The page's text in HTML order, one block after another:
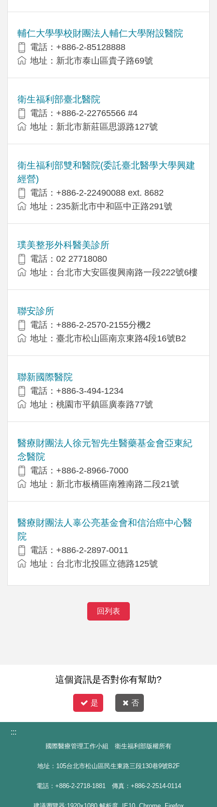
輔仁大學學校財團法人輔仁大學附設醫院
電話：+886-2-85128888
地址：新北市泰山區貴子路69號
衛生福利部臺北醫院
電話：+886-2-22765566 #4
地址：新北市新莊區思源路127號
衛生福利部雙和醫院(委託臺北醫學大學興建
經營)
電話：+​886-2-22490088 ext. 8682
地址：​235新北市中和區中正路291號
璞美整形外科醫美診所
電話：02 27718080
地址：台北市大安區復興南路一段222號6樓
聯安診所
電話：+886-2-2570-2155分機2
地址：臺北市松山區南京東路4段16號B2
聯新國際醫院
電話：+886-3-494-1234
地址：桃園市平鎮區廣泰路77號
醫療財團法人徐元智先生醫藥基金會亞東紀
念醫院
電話：+886-2-8966-7000
地址：新北市板橋區南雅南路二段21號
醫療財團法人辜公亮基金會和信治癌中心醫
院
電話：+886-2-2897-0011
地址：台北市北投區立德路125號
回列表
這個資訊是否對你有幫助?
是 否
:::
國際醫療管理工作小組 衛生福利部版權所有
地址：105台北市松山區民生東路三段130巷9號B2F
電話：+886-2-2718-1881 傳真：+886-2-2514-0114